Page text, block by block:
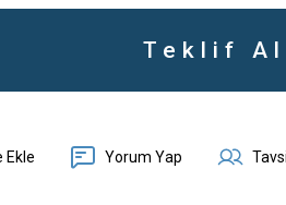
Teklif Al
Yorum Yap